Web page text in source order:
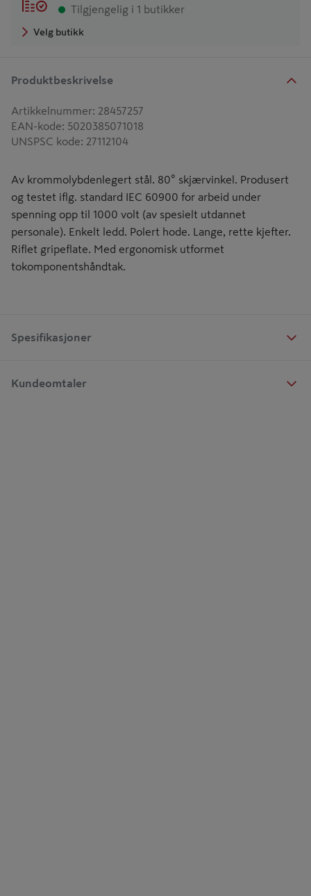
Tilgjengelig i 1 butikker
Velg butikk
Produktbeskrivelse
Artikkelnummer: 28457257
EAN-kode: 5020385071018
UNSPSC kode: 27112104
Av krommolybdenlegert stål. 80° skjærvinkel. Produsert
og testet iflg. standard IEC 60900 for arbeid under
spenning opp til 1000 volt (av spesielt utdannet
personale). Enkelt ledd. Polert hode. Lange, rette kjefter.
Riflet gripeflate. Med ergonomisk utformet
tokomponentshåndtak.
Spesifikasjoner
Kundeomtaler